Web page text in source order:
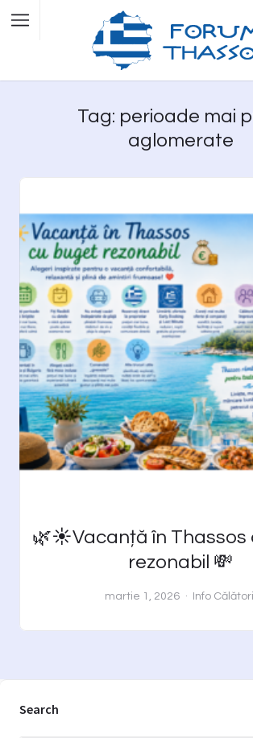
Tag: perioade mai
aglomerate
🌿☀️Vacanță în Thassos
rezonabil 💸
martie 1, 2026 Info
Search